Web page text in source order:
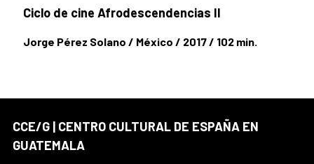
Ciclo de cine Afrodescendencias II
Jorge Pérez Solano / México / 2017 / 102 min.
CCE/G | CENTRO CULTURAL DE ESPAÑA EN
GUATEMALA